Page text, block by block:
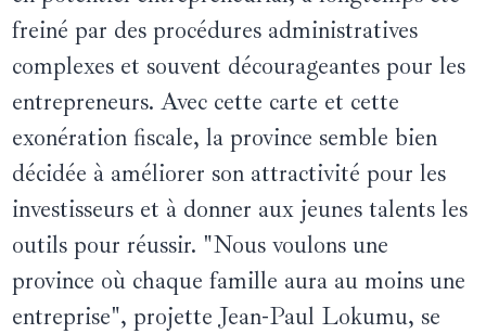
freiné par des procédures administratives
complexes et souvent décourageantes pour les
entrepreneurs. Avec cette carte et cette
exonération fiscale, la province semble bien
décidée à améliorer son attractivité pour les
investisseurs et à donner aux jeunes talents les
outils pour réussir. "Nous voulons une
province où chaque famille aura au moins une
entreprise", projette Jean-Paul Lokumu, se